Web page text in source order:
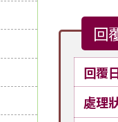
回
回覆
處理